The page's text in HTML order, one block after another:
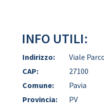
INFO UTILI:
Indirizzo:
Viale
CAP:
27100
Comune:
Pavia
Provincia:
PV